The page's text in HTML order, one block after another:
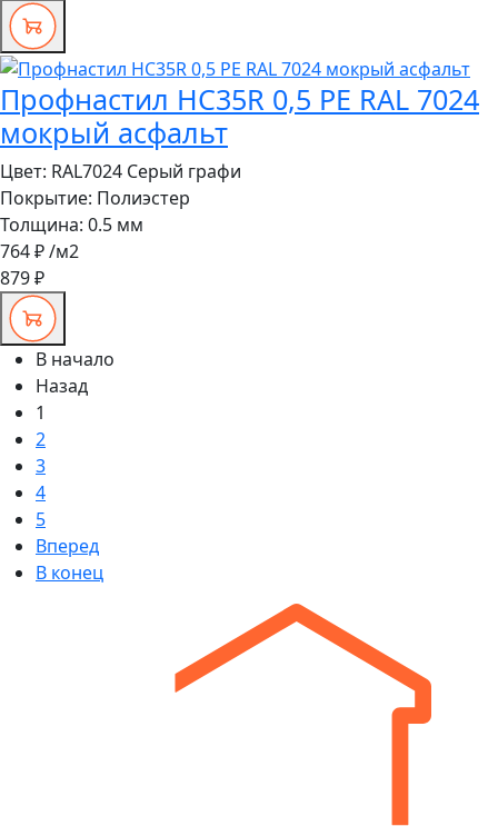
Профнастил HC35R 0,5 PE RAL 7024
мокрый асфальт
Цвет: RAL7024 Серый графи
Покрытие: Полиэстер
Толщина: 0.5 мм
764 ₽/м2
879 ₽
В начало
Назад
1
2
3
4
5
Вперед
В конец